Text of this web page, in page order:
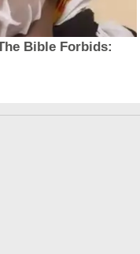
Bible Forbids: